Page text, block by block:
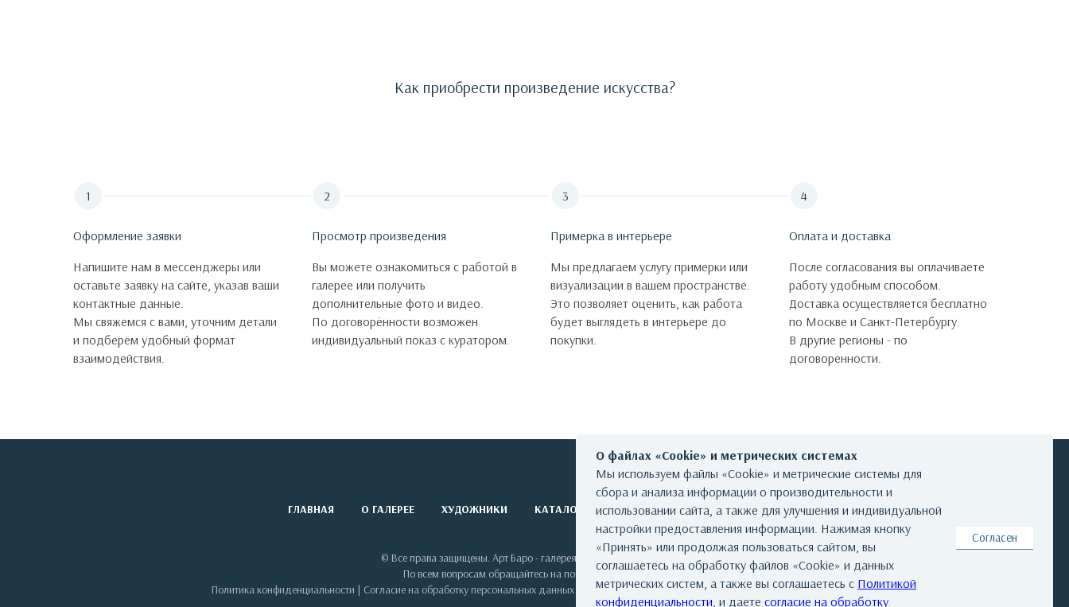
Как приобрести произведение искусства?
Оформление заявки
Напишите нам в мессенджеры или
оставьте заявку на сайте, указав ваши
контактные данные.
Мы свяжемся с вами, уточним детали
и подберём удобный формат
взаимодействия.
Просмотр произведения
Вы можете ознакомиться с работой в
галерее или получить
дополнительные фото и видео.
По договорённости возможен
индивидуальный показ с куратором.
Примерка в интерьере
Мы предлагаем услугу примерки или
визуализации в вашем пространстве.
Это позволяет оценить, как работа
будет выглядеть в интерьере до
покупки.
Оплата и доставка
После согласования вы оплачиваете
работу удобным способом.
Доставка осуществляется бесплатно
по Москве и Санкт-Петербургу.
В другие регионы - по
договоренности.
ГЛАВНАЯ О ГАЛЕРЕЕ ХУДОЖНИКИ КАТАЛОГ РАБОТ СОБЫТИЯ КОНТАКТЫ
© Все права защищены. Арт Баро - галерея современного искусства
По всем вопросам обращайтесь на почту: info@artbaro.ru
Политика конфиденциальности | Согласие на обработку персональных данных| Условия использования сайта |Реквизиты|Авторские права
О файлах «Cookie» и метрических системах
Мы используем файлы «Cookie» и метрические системы для
сбора и анализа информации о производительности и
использовании сайта, а также для улучшения и индивидуальной
настройки предоставления информации. Нажимая кнопку
«Принять» или продолжая пользоваться сайтом, вы
соглашаетесь на обработку файлов «Cookie» и данных
метрических систем, а также вы соглашаетесь с Политикой
конфиденциальности, и даете согласие на обработку
Согласен